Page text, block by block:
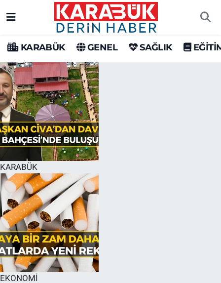
KARABÜK GENEL SAĞLIK
KARABÜK
EKONOMİ
Karabük Hava Durumu
Karabük Trafik Yoğunluk Haritası
Süper Lig Puan Durumu ve Fikstür
Tüm Manşetler
Son Dakika Haberleri
Haber Arşivi